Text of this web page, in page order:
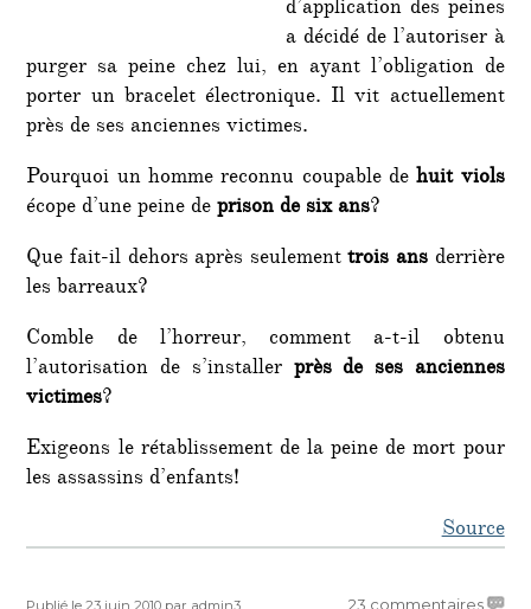
d’application des peines
a décidé de l’autoriser à
purger sa peine chez lui, en ayant l’obligation de
porter un bracelet électronique. Il vit actuellement
près de ses anciennes victimes.
Pourquoi un homme reconnu coupable dehuit viols
écope d’une peine deprison de six ans?
Que fait-il dehors après seulementtrois ans derrière
les barreaux?
Comble de l’horreur, comment a-t-il obtenu
l’autorisation de s’installer près de ses anciennes
victimes?
Exigeons le rétablissement de la peine de mort pour
les assassins d’enfants!
Source
Publié
Publié le 23 juin 2010 Auteur
par admin3 23 commentairessur